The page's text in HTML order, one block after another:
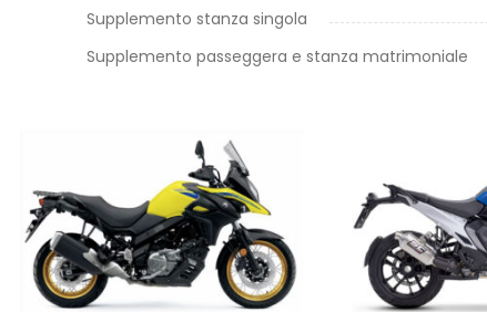
Supplemento stanza singola
Supplemento passeggera e stanza matrimoniale